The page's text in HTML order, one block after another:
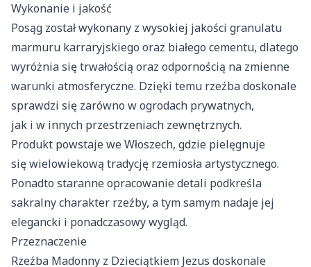
Wykonanie i jakość
Posąg został wykonany z wysokiej jakości granulatu
marmuru karraryjskiego oraz białego cementu, dlatego
wyróżnia się trwałością oraz odpornością na zmienne
warunki atmosferyczne. Dzięki temu rzeźba doskonale
sprawdzi się zarówno w ogrodach prywatnych,
jak i w innych przestrzeniach zewnętrznych.
Produkt powstaje we Włoszech, gdzie pielęgnuje
się wielowiekową tradycję rzemiosła artystycznego.
Ponadto staranne opracowanie detali podkreśla
sakralny charakter rzeźby, a tym samym nadaje jej
elegancki i ponadczasowy wygląd.
Przeznaczenie
Rzeźba Madonny z Dzieciątkiem Jezus doskonale